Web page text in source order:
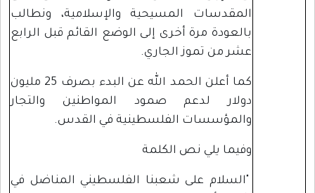
المقدسات المسيحية والإسلامية، ونطالب
بالعودة مرة أخرى إلى الوضع القائم قبل الرابع
عشر من تموز الجاري.
كما أعلن الحمد الله عن البدء بصرف 25 مليون
دولار لدعم صمود المواطنين والتجار
والمؤسسات الفلسطينية في القدس.
وفيما يلي نص الكلمة
"السلام على شعبنا الفلسطيني المناضل في